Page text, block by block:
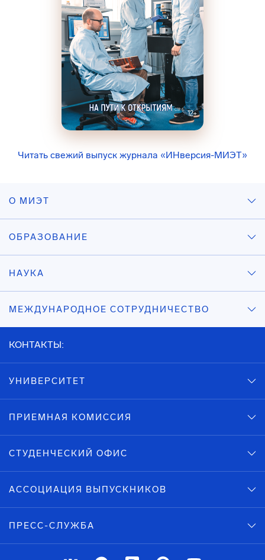
Читать свежий выпуск журнала «ИНверсия-МИЭТ»
О МИЭТ
ОБРАЗОВАНИЕ
НАУКА
МЕЖДУНАРОДНОЕ СОТРУДНИЧЕСТВО
КОНТАКТЫ:
УНИВЕРСИТЕТ
ПРИЕМНАЯ КОМИССИЯ
СТУДЕНЧЕСКИЙ ОФИС
АССОЦИАЦИЯ ВЫПУСКНИКОВ
ПРЕСС-СЛУЖБА